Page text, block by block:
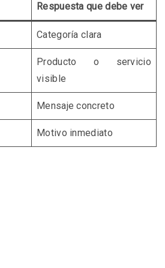
Respuesta que debe ver
Categoría clara
Producto o servicio
visible
Mensaje concreto
Motivo inmediato